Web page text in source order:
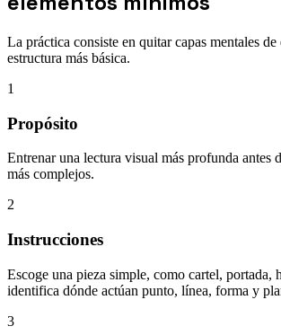
La práctica consiste en quitar capas mentales
estructura más básica.
1
Propósito
Entrenar una lectura visual más profunda antes
más complejos.
2
Instrucciones
Escoge una pieza simple, como cartel, portada,
identifica dónde actúan punto, línea, forma y
3